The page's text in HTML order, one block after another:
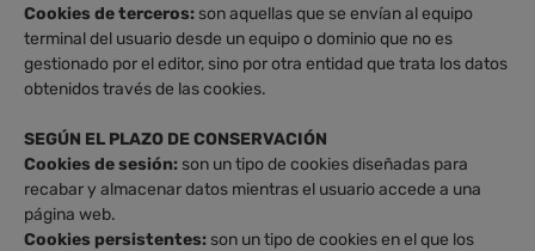
Cookies de terceros:son aquellas que se envían al equipo
terminal del usuario desde un equipo o dominio que no es
gestionado por el editor, sino por otra entidad que trata los datos
obtenidos través de las cookies.
SEGÚN EL PLAZO DE CONSERVACIÓN
Cookies de sesión:son un tipo de cookies diseñadas para
recabar y almacenar datos mientras el usuario accede a una
página web.
Cookies persistentes:son un tipo de cookies en el que los